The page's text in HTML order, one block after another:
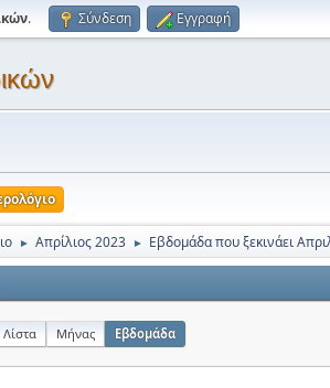
. Σύνδεση Εγγραφή
► Απρίλιος 2023 ► Εβδομάδα που ξεκινάει
Λίστα Μήνας Εβδομάδα